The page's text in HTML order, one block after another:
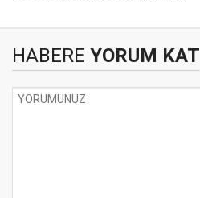
HABERE YORUM KAT